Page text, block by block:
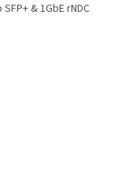
& 1GbE rNDC